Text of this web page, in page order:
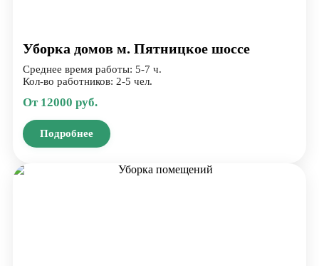
Уборка домов м. Пятницкое шоссе
Среднее время работы: 5-7 ч.
Кол-во работников: 2-5 чел.
От 12000 руб.
Подробнее